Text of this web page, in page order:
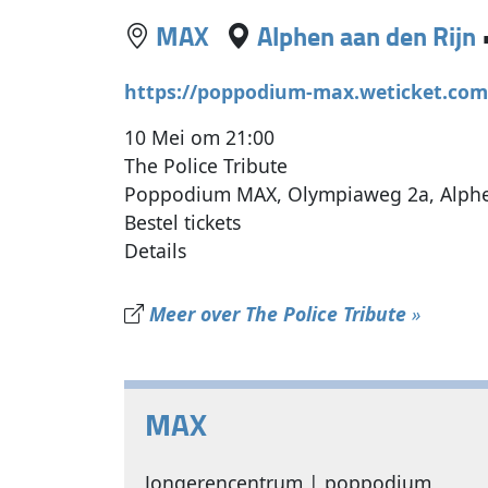
MAX Alphen aan den Rijn
https://poppodium-
10 Mei om 21:00
The Police Tribute
Poppodium MAX, Olympiaweg 2a,
Bestel tickets
Details
Meer over The Police Tribute»
MAX
Jongerencentrum | poppodium